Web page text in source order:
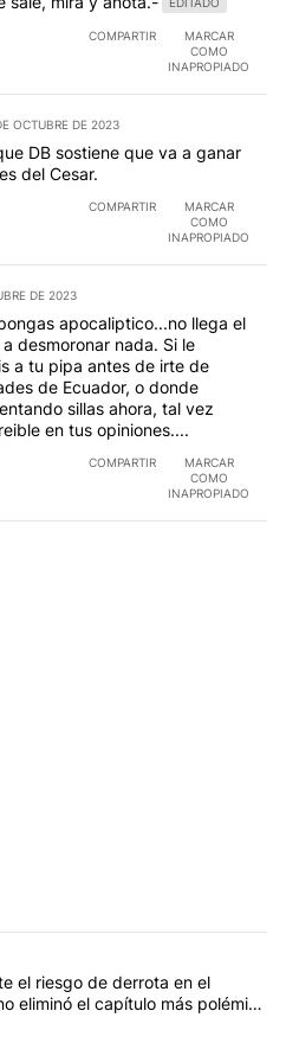
COMPARTIR
MARCAR
COMO
INAPROPIADO
OCTUBRE DE 2023
DB sostiene que va a ganar
del Cesar.
COMPARTIR
MARCAR
COMO
INAPROPIADO
DE 2023
apocaliptico...no llega el
desmoronar nada. Si le
a tu pipa antes de irte de
de Ecuador, o donde
sillas ahora, tal vez
en tus opiniones....
COMPARTIR
MARCAR
COMO
INAPROPIADO
con más comentarios en los
título "Ley de Tierras: ante el
el riesgo de derrota en el
eliminó el capítulo más polémico